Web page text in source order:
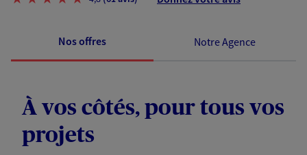
Nos offres Notre Agence
À vos côtés, pour tous vos
projets